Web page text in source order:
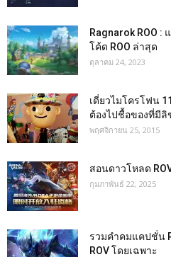
Ragnarok ROO :
โค้ด ROO ล่าสุด
ตุลาคม 24, 2023
เดี่ยวไมโครโฟน
ต้องไปชื้อของที่มี
พฤศจิกายน 25, 2015
สอนดาวโหลด
กุมภาพันธ์ 22, 2025
รวมคำคมแคปชั่น
ROV โดยเฉพาะ